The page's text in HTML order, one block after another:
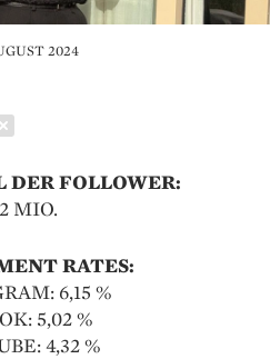
2024
DER FOLLOWER:
MIO.
RATES:
6,15 %
5,02 %
4,32 %